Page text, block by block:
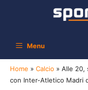
Menu
Home » Calcio » Alle 20,
con Inter-Atletico Madri